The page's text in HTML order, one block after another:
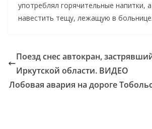
употреблял горячительные напитки,
навестить тещу, лежащую в больнице.
Поезд снес автокран,
Иркутской области. ВИДЕО
Лобовая авария на дороге